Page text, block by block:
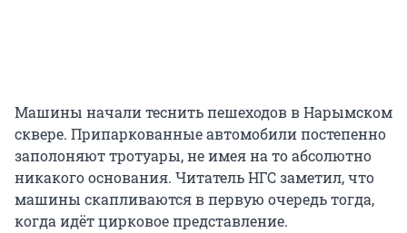
Машины начали теснить пешеходов в Нарымском
сквере. Припаркованные автомобили постепенно
заполоняют тротуары, не имея на то абсолютно
никакого основания. Читатель НГС заметил, что
машины скапливаются в первую очередь тогда,
когда идёт цирковое представление.